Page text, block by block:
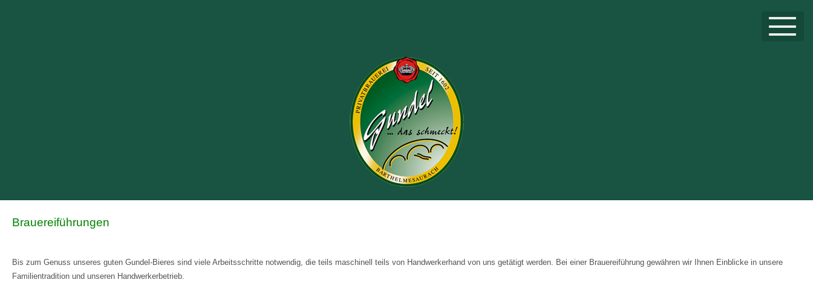
Brauereiführungen
Bis zum Genuss unseres guten Gundel-Bieres sind viele Arbeitsschritte notwendig, die teils maschinell teils von Handwerkerhand von uns getätigt werden. Bei einer Brauereiführung gewähren wir Ihnen Einblicke in unsere
Familientradition und unseren Handwerkerbetrieb.